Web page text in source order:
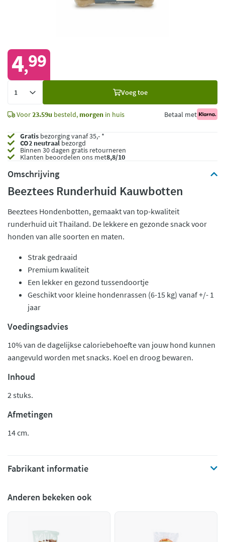
4,99
Voeg toe
Voor23.59u besteld, morgen in huis Betaal met
Gratis bezorging vanaf 35,- *
CO2 neutraalbezorgd
Binnen 30 dagen gratis retourneren
Klanten beoordelen ons met8,8/10
Omschrijving
Beeztees Runderhuid Kauwbotten
Beeztees Hondenbotten, gemaakt van top-kwaliteit
runderhuid uit Thailand. De lekkere en gezonde snack voor
honden van alle soorten en maten.
Strak gedraaid
Premium kwaliteit
Een lekker en gezond tussendoortje
Geschikt voor kleine hondenrassen (6-15 kg) vanaf +/- 1
jaar
Voedingsadvies
10% van de dagelijkse caloriebehoefte van jouw hond kunnen
aangevuld worden met snacks. Koel en droog bewaren.
Inhoud
2 stuks.
Afmetingen
14 cm.
Fabrikant informatie
Anderen bekeken ook